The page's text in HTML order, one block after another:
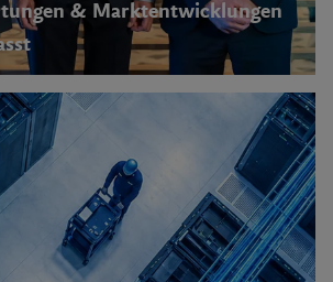
& Marktentwicklungen